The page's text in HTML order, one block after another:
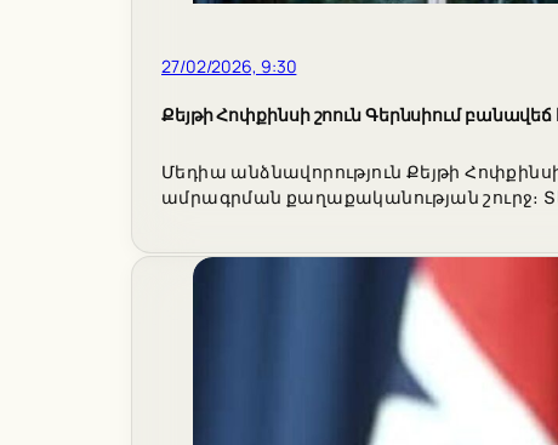
27/02/2026, 9:30
Քեյթի Հոփքինսի շոուն Գերնսիում
Մեդիա անձնավորություն Քեյթի
ամրագրման քաղաքականության շուրջ։